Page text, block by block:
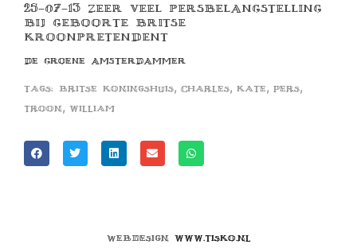
25-07-13 ZEER VEEL PERSBELANGSTELLING
BIJ GEBOORTE BRITSE
KROONPRETENDENT
DE GROENE AMSTERDAMMER
Tags: britse koningshuis, charles, kate, pers,
troon, william
Webdesign www.tisko.nl